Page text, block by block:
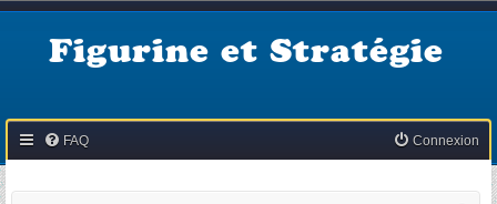
Figurine et Stratégie
FAQ Connexion